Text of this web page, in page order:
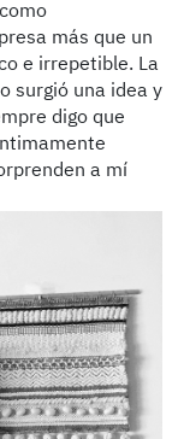
más que un
e irrepetible. La
surgió una idea y
digo que
a mí